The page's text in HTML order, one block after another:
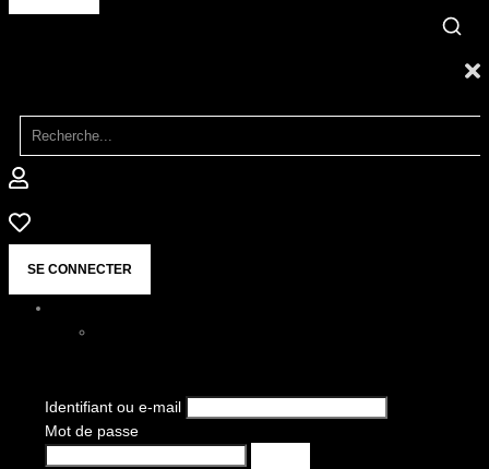
SE CONNECTER
Identifiant ou e-mail
Mot de passe